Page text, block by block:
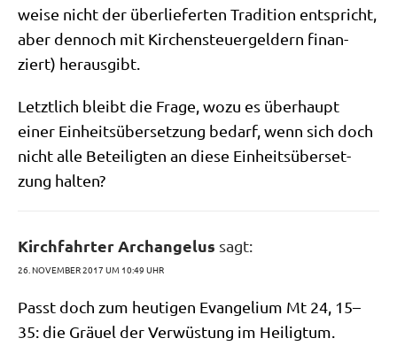
wei­se nicht der über­lie­fer­ten Tra­di­ti­on ent­spricht,
aber den­noch mit Kir­chen­steu­er­gel­dern finan­
ziert) herausgibt.
Letzt­lich bleibt die Fra­ge, wozu es über­haupt
einer Ein­heits­über­set­zung bedarf, wenn sich doch
nicht alle Betei­lig­ten an die­se Ein­heits­über­set­
zung halten?
Kirchfahrter Archangelus sagt:
26. NOVEMBER 2017 UM 10:49 UHR
Passt doch zum heu­ti­gen Evan­ge­li­um Mt 24, 15–
35: die Gräu­el der Ver­wü­stung im Hei­lig­tum.